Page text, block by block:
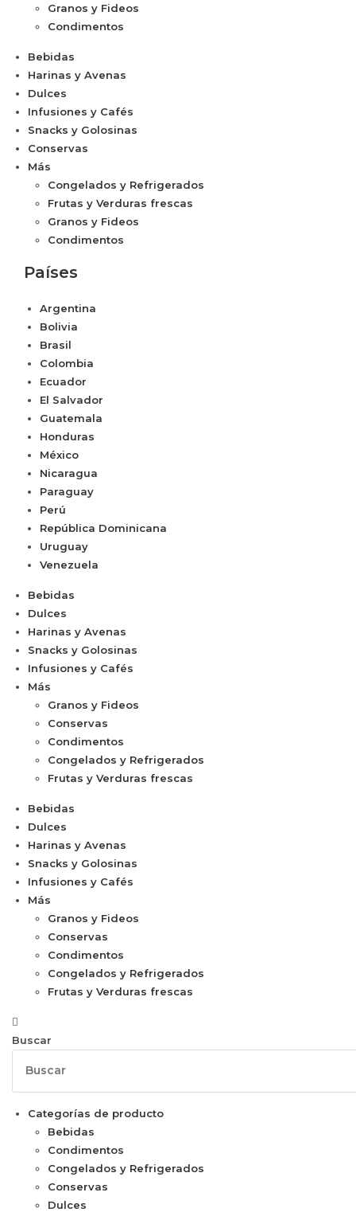
Granos y Fideos
Condimentos
Bebidas
Harinas y Avenas
Dulces
Infusiones y Cafés
Snacks y Golosinas
Conservas
Más
Congelados y Refrigerados
Frutas y Verduras frescas
Granos y Fideos
Condimentos
Países
Argentina
Bolivia
Brasil
Colombia
Ecuador
El Salvador
Guatemala
Honduras
México
Nicaragua
Paraguay
Perú
República Dominicana
Uruguay
Venezuela
Bebidas
Dulces
Harinas y Avenas
Snacks y Golosinas
Infusiones y Cafés
Más
Granos y Fideos
Conservas
Condimentos
Congelados y Refrigerados
Frutas y Verduras frescas
Bebidas
Dulces
Harinas y Avenas
Snacks y Golosinas
Infusiones y Cafés
Más
Granos y Fideos
Conservas
Condimentos
Congelados y Refrigerados
Frutas y Verduras frescas
Buscar
Categorías de producto
Bebidas
Condimentos
Congelados y Refrigerados
Conservas
Dulces